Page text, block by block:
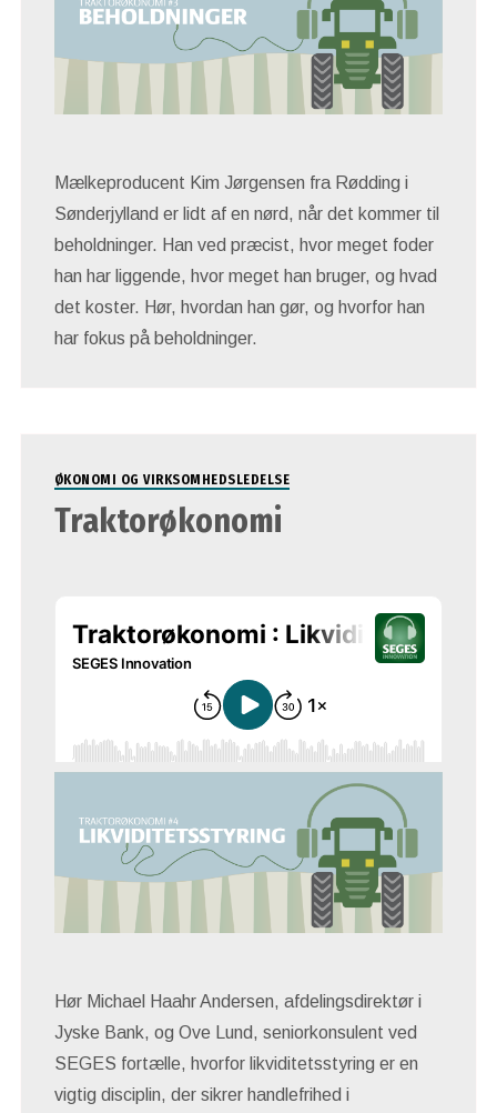
Mælkeproducent Kim Jørgensen fra Rødding i
Sønderjylland er lidt af en nørd, når det kommer til
beholdninger. Han ved præcist, hvor meget foder
han har liggende, hvor meget han bruger, og hvad
det koster. Hør, hvordan han gør, og hvorfor han
har fokus på beholdninger.
ØKONOMI OG VIRKSOMHEDSLEDELSE
Traktorøkonomi
Hør Michael Haahr Andersen, afdelingsdirektør i
Jyske Bank, og Ove Lund, seniorkonsulent ved
SEGES fortælle, hvorfor likviditetsstyring er en
vigtig disciplin, der sikrer handlefrihed i